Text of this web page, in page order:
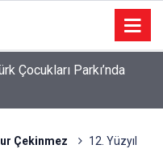
Çocukları Parkı’nda
Çekinmez
12. Yüzyıl